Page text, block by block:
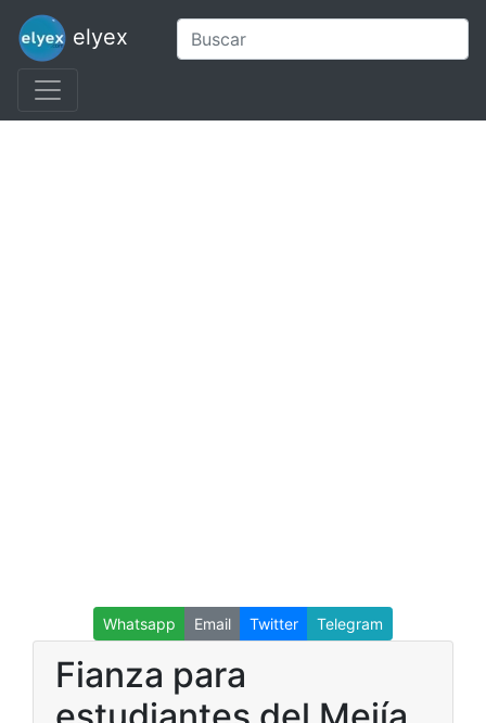
elyex
Whatsapp Email Twitter Telegram
Fianza para